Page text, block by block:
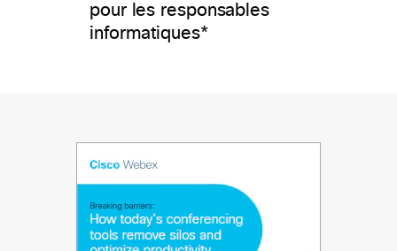
pour les responsables
informatiques*